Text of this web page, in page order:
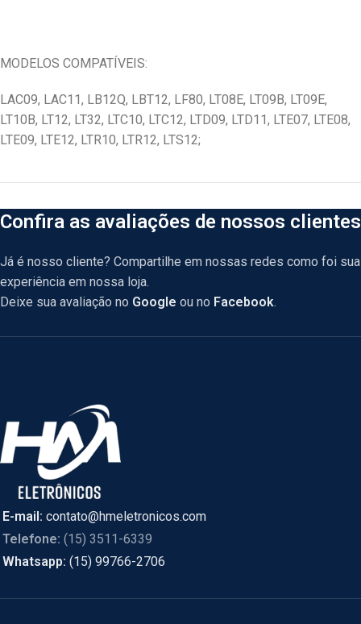
MODELOS COMPATÍVEIS:
LAC09, LAC11, LB12Q, LBT12, LF80, LT08E, LT09B, LT09E,
LT10B, LT12, LT32, LTC10, LTC12, LTD09, LTD11, LTE07, LTE08,
LTE09, LTE12, LTR10, LTR12, LTS12;
Confira as avaliações de nossos clientes
Já é nosso cliente? Compartilhe em nossas redes como foi sua
experiência em nossa loja.
Deixe sua avaliação no Google ou no Facebook.
E-mail: contato@hmeletronicos.com
Telefone: (15) 3511-6339
Whatsapp: (15) 99766-2706